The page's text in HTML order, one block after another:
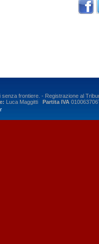
frontiere. - Registrazione al
Luca Maggitti Partita IVA